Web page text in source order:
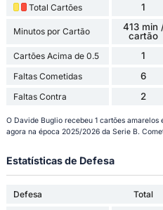
Total Cartões 1
Minutos por Cartão
413 min
cartão
Cartões Acima de 0.5 1
Faltas Cometidas 6
Faltas Contra 2
O Davide Buglio recebeu 1 cartões
agora na época 2025/2026 da Serie B.
Estatísticas de Defesa
Defesa Total